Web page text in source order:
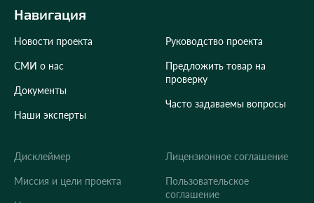
Укажите ваш город
Это важно для корректной работы Экоразноса и
Навигация
Новости проекта
СМИ о нас
Документы
Наши эксперты
Руководство проекта
Предложить товар на
проверку
Часто задаваемы вопросы
Дисклеймер
Миссия и цели проекта
Лицензионное соглашение
Пользовательское
соглашение